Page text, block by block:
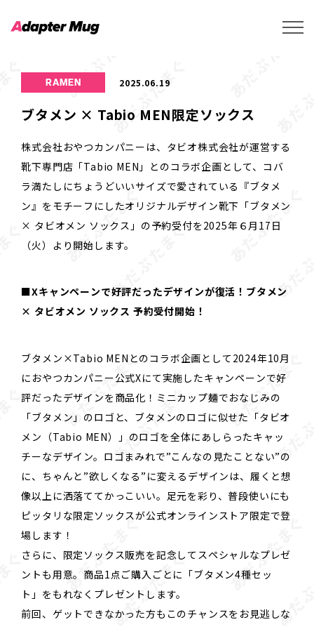
RAMEN 2025.06.19
ブタメン × Tabio MEN限定ソックス
株式会社おやつカンパニーは、タビオ株式会社が運営する
靴下専門店「Tabio MEN」とのコラボ企画として、コバ
ラ満たしにちょうどいいサイズで愛されている『ブタメ
ン』をモチーフにしたオリジナルデザイン靴下「ブタメン
× タビオメン ソックス」の予約受付を2025年６月17日
（火）より開始します。
■Xキャンペーンで好評だったデザインが復活！ブタメン
× タビオメン ソックス 予約受付開始！
ブタメン×Tabio MENとのコラボ企画として2024年10月
におやつカンパニー公式Xにて実施したキャンペーンで好
評だったデザインを商品化！ミニカップ麺でおなじみの
「ブタメン」のロゴと、ブタメンのロゴに似せた「タビオ
メン（Tabio MEN）」のロゴを全体にあしらったキャッ
チーなデザイン。ロゴまみれで”こんなの見たことない”の
に、ちゃんと”欲しくなる”に変えるデザインは、履くと想
像以上に洒落ててかっこいい。足元を彩り、普段使いにも
ピッタリな限定ソックスが公式オンラインストア限定で登
場します！
さらに、限定ソックス販売を記念してスペシャルなプレゼ
ントも用意。商品1点ご購入ごとに「ブタメン4種セッ
ト」をもれなくプレゼントします。
前回、ゲットできなかった方もこのチャンスをお見逃しな